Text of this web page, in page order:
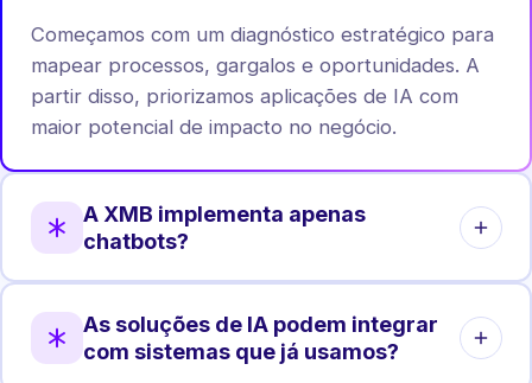
Começamos com um diagnóstico estratégico para
mapear processos, gargalos e oportunidades. A
partir disso, priorizamos aplicações de IA com
maior potencial de impacto no negócio.
A XMB implementa apenas
chatbots?
Atuamos em automação de processos, análise de
dados, agentes internos, integrações e
As soluções de IA podem integrar
com sistemas que já usamos?